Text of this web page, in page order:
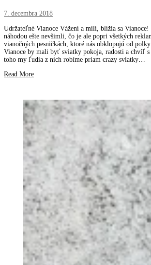
7. decembra 2018
Udržateľné Vianoce Vážení a milí, blížia sa Vianoce!
náhodou ešte nevšimli, čo je ale popri všetkých
vianočných pesničkách, ktoré nás obklopujú od
Vianoce by mali byť sviatky pokoja, radosti a chvíľ
toho my ľudia z nich robíme priam crazy sviatky…
Read More